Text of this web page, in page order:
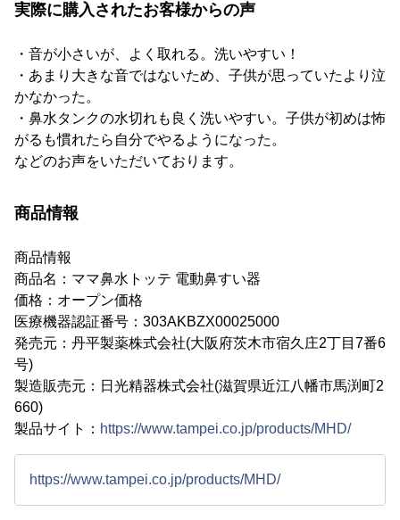
実際に購入されたお客様からの声
・音が小さいが、よく取れる。洗いやすい！
・あまり大きな音ではないため、子供が思っていたより泣
かなかった。
・鼻水タンクの水切れも良く洗いやすい。子供が初めは怖
がるも慣れたら自分でやるようになった。
などのお声をいただいております。
商品情報
商品情報
商品名：ママ鼻水トッテ 電動鼻すい器
価格：オープン価格
医療機器認証番号：303AKBZX00025000
発売元：丹平製薬株式会社(大阪府茨木市宿久庄2丁目7番6
号)
製造販売元：日光精器株式会社(滋賀県近江八幡市馬渕町2
660)
製品サイト： https://www.tampei.co.jp/products/MHD/
https://www.tampei.co.jp/products/MHD/